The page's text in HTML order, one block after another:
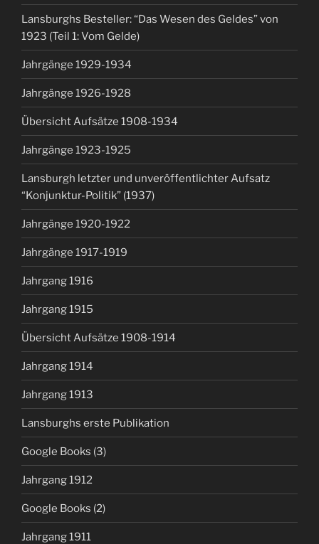
Lansburghs Besteller: “Das Wesen des Geldes” von
1923 (Teil 1: Vom Gelde)
Jahrgänge 1929-1934
Jahrgänge 1926-1928
Übersicht Aufsätze 1908-1934
Jahrgänge 1923-1925
Lansburgh letzter und unveröffentlichter Aufsatz
“Konjunktur-Politik” (1937)
Jahrgänge 1920-1922
Jahrgänge 1917-1919
Jahrgang 1916
Jahrgang 1915
Übersicht Aufsätze 1908-1914
Jahrgang 1914
Jahrgang 1913
Lansburghs erste Publikation
Google Books (3)
Jahrgang 1912
Google Books (2)
Jahrgang 1911